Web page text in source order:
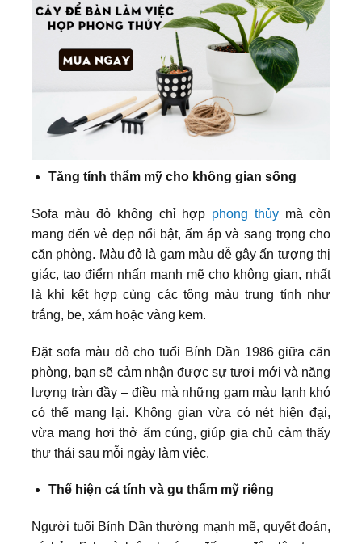
Tăng tính thẩm mỹ cho không gian sống
Sofa màu đỏ không chỉ hợp phong thủy mà còn
mang đến vẻ đẹp nổi bật, ấm áp và sang trọng cho
căn phòng. Màu đỏ là gam màu dễ gây ấn tượng thị
giác, tạo điểm nhấn mạnh mẽ cho không gian, nhất
là khi kết hợp cùng các tông màu trung tính như
trắng, be, xám hoặc vàng kem.
Đặt sofa màu đỏ cho tuổi Bính Dần 1986 giữa căn
phòng, bạn sẽ cảm nhận được sự tươi mới và năng
lượng tràn đầy – điều mà những gam màu lạnh khó
có thể mang lại. Không gian vừa có nét hiện đại,
vừa mang hơi thở ấm cúng, giúp gia chủ cảm thấy
thư thái sau mỗi ngày làm việc.
Thể hiện cá tính và gu thẩm mỹ riêng
Người tuổi Bính Dần thường mạnh mẽ, quyết đoán,